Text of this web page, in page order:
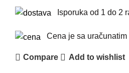
Isporuka od 1 do 2
Cena je sa uračunatim
Compare Add to wishlist